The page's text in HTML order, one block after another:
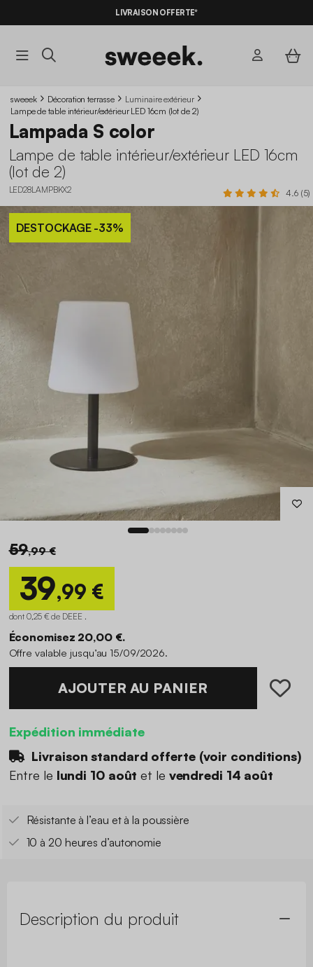
LIVRAISON OFFERTE*
sweeek Décoration terrasse
Luminaire extérieur
Lampe de table intérieur/extérieur LED 16cm (lot de 2)
Lampada S color
Lampe de table intérieur/extérieur LED 16cm
(lot de 2)
LED28LAMPBKX2 4.6 (5)
DESTOCKAGE-33%
59,99 €
39,99 €
dont 0,25 € de DEEE .
Économisez 20,00 €.
Offre valable jusqu’au 15/09/2026.
AJOUTER AU PANIER
Expédition immédiate
Livraison standard offerte (voir conditions)
Entre le lundi 10 août et le vendredi 14 août
Résistante à l’eau et à la poussière
10 à 20 heures d’autonomie
Description du produit